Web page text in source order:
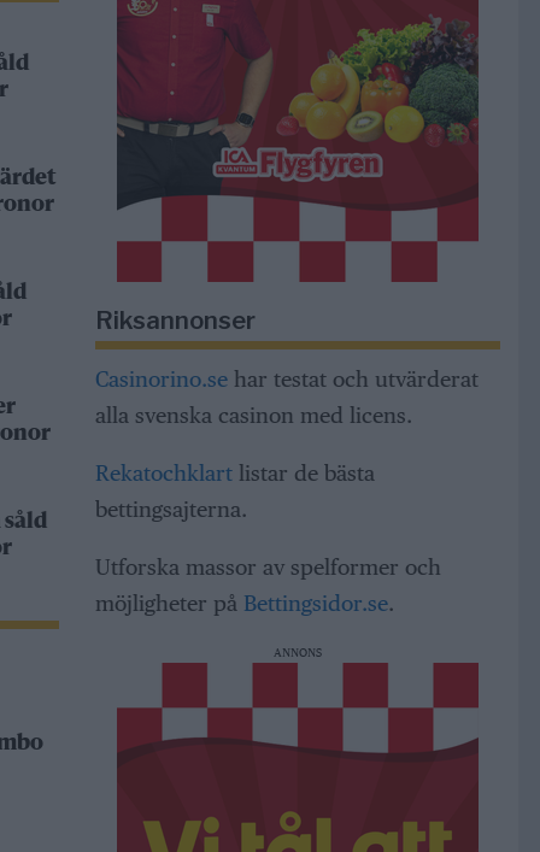
såld
Riksannonser
Casinorino.sehar testat och utvärderat
alla svenska casinon med licens.
Rekatochklartlistar de bästa
bettingsajterna.
Utforska massor av spelformer och
möjligheter på Bettingsidor.se.
ANNONS